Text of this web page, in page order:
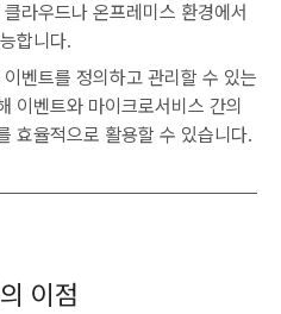
라우드나 온프레미스 환경에서
합니다.
벤트를 정의하고 관리할 수 있는
이벤트와 마이크로서비스 간의
효율적으로 활용할 수 있습니다.
이점